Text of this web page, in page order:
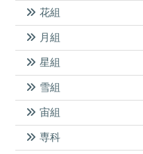
花組
月組
星組
雪組
宙組
専科